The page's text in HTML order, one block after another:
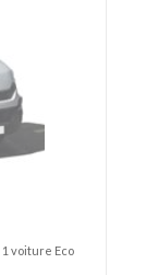
1 voiture Eco